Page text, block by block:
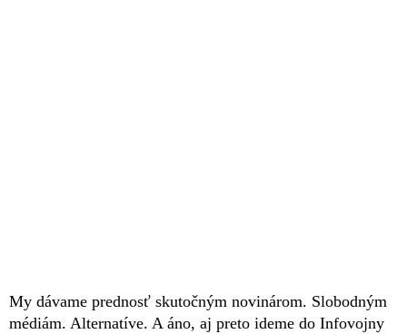
My dávame prednosť skutočným novinárom. Slobodným
médiám. Alternatíve. A áno, aj preto ideme do Infovojny